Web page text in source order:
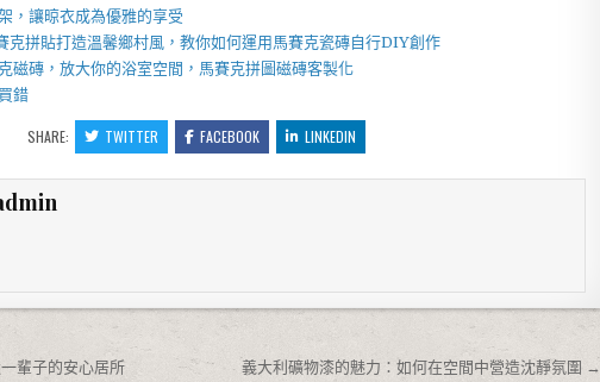
，讓晾衣成為優雅的享受
克拼貼打造溫馨鄉村風，教你如何運用 馬賽克瓷磚自行DIY創作
磁磚 ，放大你的浴室空間， 馬賽克拼圖磁磚客製化
錯
SHARE: TWITTER FACEBOOK LINKEDIN
義大利礦物漆的魅力：如何在空間中營造沈靜氛圍 →
輩子的安心居所